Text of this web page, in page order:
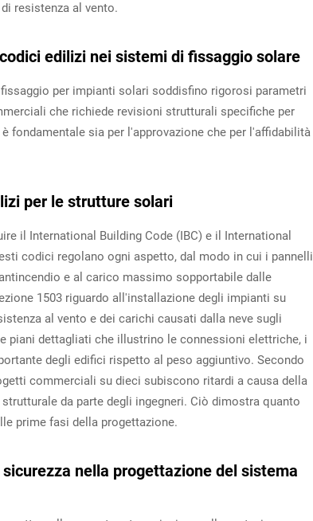
resistenza al vento.
edilizi nei sistemi di fissaggio solare
per impianti solari soddisfino rigorosi parametri
che richiede revisioni strutturali specifiche per
fondamentale sia per l'approvazione che per l'affidabilità
per le strutture solari
il International Building Code (IBC) e il International
codici regolano ogni aspetto, dal modo in cui i pannelli
e al carico massimo sopportabile dalle
1503 riguardo all'installazione degli impianti su
al vento e dei carichi causati dalla neve sugli
piani dettagliati che illustrino le connessioni elettriche, i
degli edifici rispetto al peso aggiuntivo. Secondo
commerciali su dieci subiscono ritardi a causa della
da parte degli ingegneri. Ciò dimostra quanto
prime fasi della progettazione.
nella progettazione del sistema